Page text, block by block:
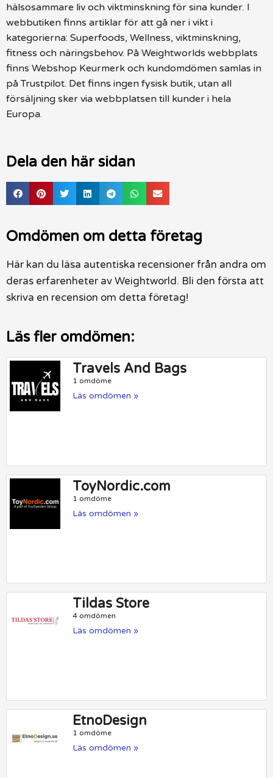
hälsosammare liv och viktminskning för sina kunder. I
webbutiken finns artiklar för att gå ner i vikt i
kategorierna: Superfoods, Wellness, viktminskning,
fitness och näringsbehov. På Weightworlds webbplats
finns Webshop Keurmerk och kundomdömen samlas in
på Trustpilot. Det finns ingen fysisk butik, utan all
försäljning sker via webbplatsen till kunder i hela
Europa.
Dela den här sidan
Omdömen om detta företag
Här kan du läsa autentiska recensioner från andra om
deras erfarenheter av Weightworld. Bli den första att
skriva en recension om detta företag!
Läs fler omdömen:
Travels And Bags
1 omdöme
Läs omdömen »
ToyNordic.com
1 omdöme
Läs omdömen »
Tildas Store
4 omdömen
Läs omdömen »
EtnoDesign
1 omdöme
Läs omdömen »